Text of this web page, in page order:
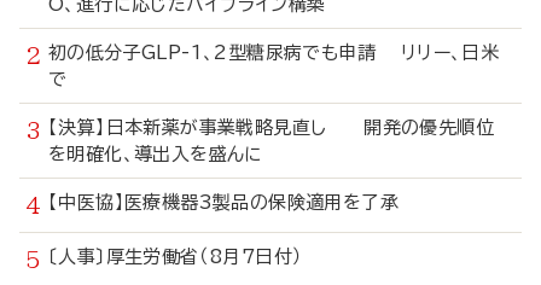
O、進行に応じたパイプライン構築
初の低分子GLP-1、2型糖尿病でも申請 リリー、日米
で
【決算】日本新薬が事業戦略見直し 開発の優先順位
を明確化、導出入を盛んに
【中医協】医療機器3製品の保険適用を了承
〔人事〕厚生労働省（8月7日付）